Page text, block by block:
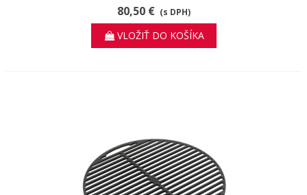
80,50 € (s DPH)
VLOŽIŤ DO KOŠÍKA